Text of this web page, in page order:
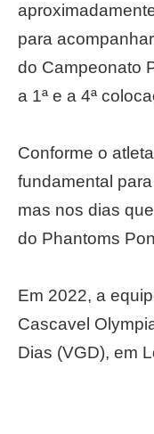
para
do Campeonato
a 1ª e a 4ª
Conforme o
fundamental
mas nos dias
do Phantoms
Em 2022, a
Cascavel
Dias (VGD), em